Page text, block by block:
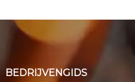
BEDRIJVENGIDS